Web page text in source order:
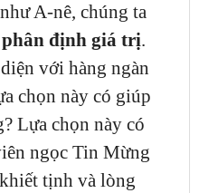
A-nê, chúng ta
phân định giá trị.
với hàng ngàn
chọn này có giúp
Lựa chọn này có
ngọc Tin Mừng
tịnh và lòng